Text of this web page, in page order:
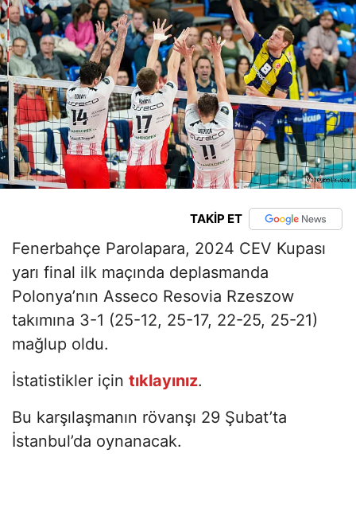
TAKİP ET
Fenerbahçe Parolapara, 2024 CEV Kupası
yarı final ilk maçında deplasmanda
Polonya’nın Asseco Resovia Rzeszow
takımına 3-1 (25-12, 25-17, 22-25, 25-21)
mağlup oldu.
İstatistikler için tıklayınız.
Bu karşılaşmanın rövanşı 29 Şubat’ta
İstanbul’da oynanacak.